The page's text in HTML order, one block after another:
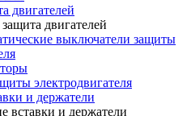
двигателей
двигателей
выключатели защиты
электродвигателя
и держатели
вставки и держатели